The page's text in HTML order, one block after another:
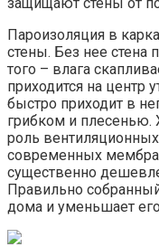
защищают стены от
Пароизоляция в
стены. Без нее стена
того – влага
приходится на центр
быстро приходит в
грибком и плесенью.
роль вентиляционных
современных
существенно
Правильно
дома и уменьшает